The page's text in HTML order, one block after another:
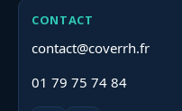
CONTACT
contact@coverrh.fr
01 79 75 74 84